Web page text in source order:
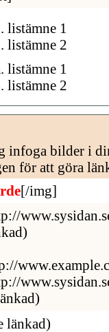
listämne 1
listämne 2
listämne 1
listämne 2
infoga bilder i
för att göra
[/img]
länkad)